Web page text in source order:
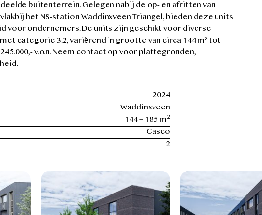
buitenterrein. Gelegen nabij de op- en afritten van
vlakbij het NS-station Waddinxveen Triangel, bieden deze units
voor ondernemers. De units zijn geschikt voor diverse
categorie 3.2, variërend in grootte van circa 144 m² tot
v.o.n. Neem contact op voor plattegronden,
2024
Waddinxveen
144 – 185 m2
Casco
2